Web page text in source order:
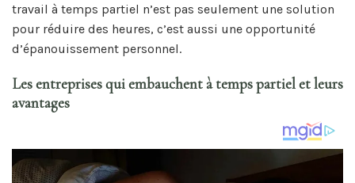
travail à temps partiel n’est pas seulement une solution
pour réduire des heures, c’est aussi une opportunité
d’épanouissement personnel.
Les entreprises qui embauchent à temps partiel et leurs
avantages